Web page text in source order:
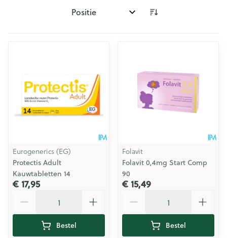
Sorteer op:
Eurogenerics (EG)
Protectis Adult
Kauwtabletten 14
€ 17,95
Bestel
Folavit
Folavit 0,4mg Start Comp
90
€ 15,49
Bestel